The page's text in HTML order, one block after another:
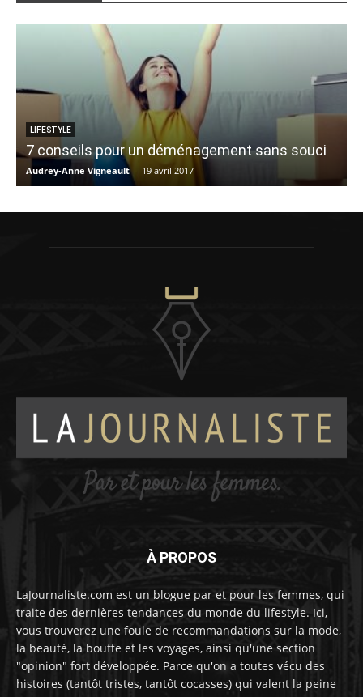
LIFESTYLE
7 conseils pour un déménagement sans souci
Audrey-Anne Vigneault - 19 avril 2017
À PROPOS
LaJournaliste.com est un blogue par et pour les femmes, qui
traite des dernières tendances du monde du lifestyle. Ici,
vous trouverez une foule de recommandations sur la mode,
la beauté, la bouffe et les voyages, ainsi qu'une section
"opinion" fort développée. Parce qu'on a toutes vécu des
histoires (tantôt tristes, tantôt cocasses) qui valent la peine